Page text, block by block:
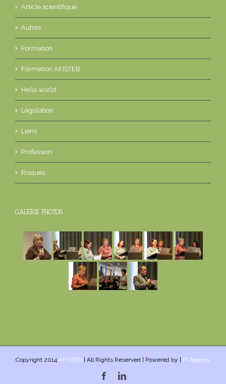
Article scientifique
Autres
Formation
Formation AFISTEB
Hello world
Législation
Liens
Profession
Risques
GALERIE PHOTOS
Copyright 2014 AFISTEB | All Rights Reserved | Powered by | IT Agency
FacebookLinkedin